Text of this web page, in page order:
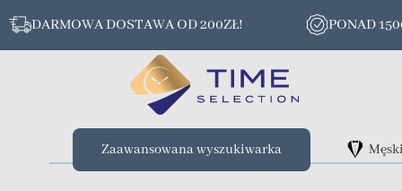
DARMOWA DOSTAWA OD 200ZŁ! PONAD
Zaawansowana wyszukiwarka